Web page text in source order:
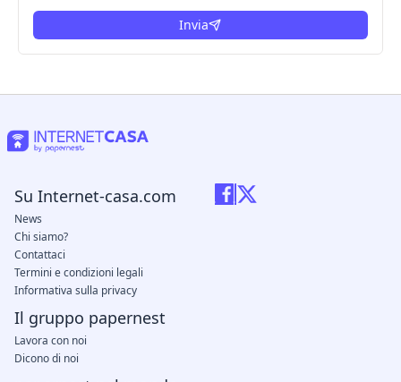
Invia
Su Internet-casa.com
News
Chi siamo?
Contattaci
Termini e condizioni legali
Informativa sulla privacy
Il gruppo papernest
Lavora con noi
Dicono di noi